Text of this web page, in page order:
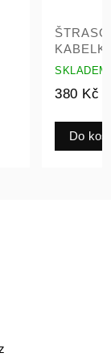
SKLADEM
380 Kč
Do